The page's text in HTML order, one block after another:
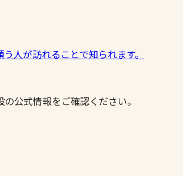
人が訪れることで知られます。
公式情報をご確認ください。